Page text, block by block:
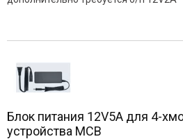
Блок питания 12V5A для 4-
устройства MCB